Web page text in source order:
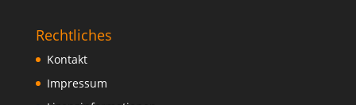
Rechtliches
Kontakt
Impressum